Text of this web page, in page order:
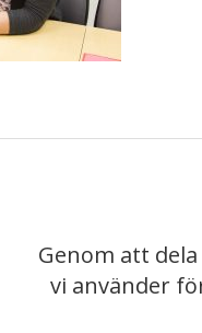
Genom att
vi använder